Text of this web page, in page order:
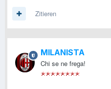
Zitieren
MILANISTA
Chi se ne frega!